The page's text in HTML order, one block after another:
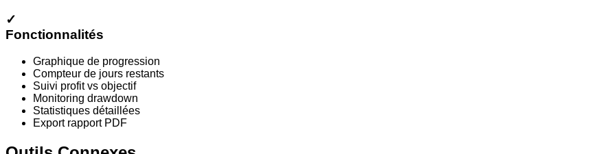
✓
Fonctionnalités
Graphique de progression
Compteur de jours restants
Suivi profit vs objectif
Monitoring drawdown
Statistiques détaillées
Export rapport PDF